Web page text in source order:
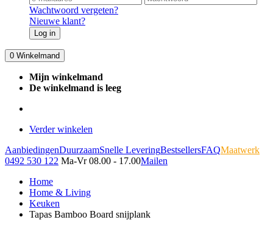
Wachtwoord vergeten?
Nieuwe klant?
Log in
0 Winkelmand
Mijn winkelmand
De winkelmand is leeg
Verder winkelen
AanbiedingenDuurzaamSnelle LeveringBestsellersFAQMaatwerk
0492 530 122 Ma-Vr 08.00 - 17.00Mailen
Home
Home & Living
Keuken
Tapas Bamboo Board snijplank